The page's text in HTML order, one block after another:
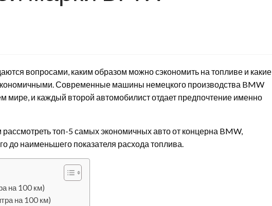
вопросами, каким образом можно сэкономить на топливе и какие
Современные машины немецкого производства BMW
мире, и каждый второй автомобилист отдает предпочтение именно
топ-5 самых экономичных авто от концерна BMW,
до наименьшего показателя расхода топлива.
на 100 км)
на 100 км)